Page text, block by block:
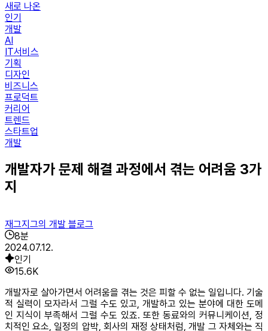
새로 나온
인기
개발
AI
IT서비스
기획
디자인
비즈니스
프로덕트
커리어
트렌드
스타트업
개발
개발자가 문제 해결 과정에서 겪는 어려움 3가
지
재그지그의 개발 블로그
8분
2024.07.12.
인기
15.6K
개발자로 살아가면서 어려움을 겪는 것은 피할 수 없는 일입니다. 기술
적 실력이 모자라서 그럴 수도 있고, 개발하고 있는 분야에 대한 도메
인 지식이 부족해서 그럴 수도 있죠. 또한 동료와의 커뮤니케이션, 정
치적인 요소, 일정의 압박, 회사의 재정 상태처럼, 개발 그 자체와는 직